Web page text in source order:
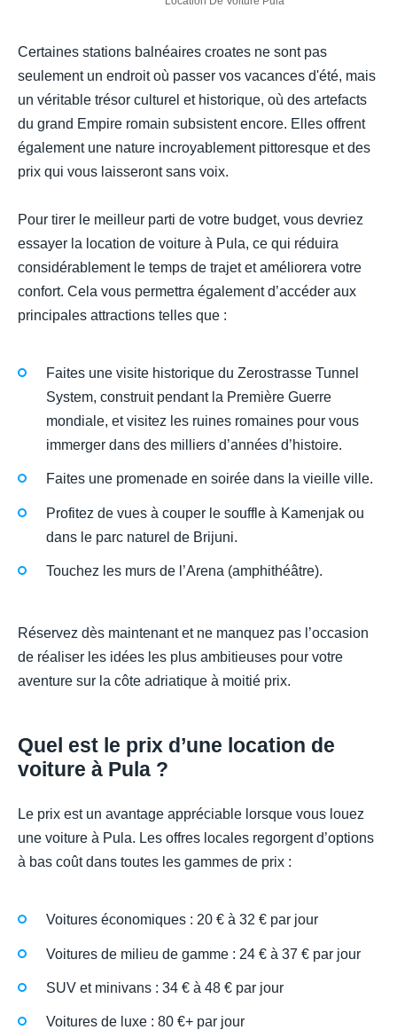
Certaines stations balnéaires croates ne sont pas
seulement un endroit où passer vos vacances d'été, mais
un véritable trésor culturel et historique, où des artefacts
du grand Empire romain subsistent encore. Elles offrent
également une nature incroyablement pittoresque et des
prix qui vous laisseront sans voix.
Pour tirer le meilleur parti de votre budget, vous devriez
essayer la location de voiture à Pula, ce qui réduira
considérablement le temps de trajet et améliorera votre
confort. Cela vous permettra également d’accéder aux
principales attractions telles que :
Faites une visite historique du Zerostrasse Tunnel
System, construit pendant la Première Guerre
mondiale, et visitez les ruines romaines pour vous
immerger dans des milliers d’années d’histoire.
Faites une promenade en soirée dans la vieille ville.
Profitez de vues à couper le souffle à Kamenjak ou
dans le parc naturel de Brijuni.
Touchez les murs de l’Arena (amphithéâtre).
Réservez dès maintenant et ne manquez pas l’occasion
de réaliser les idées les plus ambitieuses pour votre
aventure sur la côte adriatique à moitié prix.
Quel est le prix d’une location de
voiture à Pula ?
Le prix est un avantage appréciable lorsque vous louez
une voiture à Pula. Les offres locales regorgent d’options
à bas coût dans toutes les gammes de prix :
Voitures économiques : 20 € à 32 € par jour
Voitures de milieu de gamme : 24 € à 37 € par jour
SUV et minivans : 34 € à 48 € par jour
Voitures de luxe : 80 €+ par jour